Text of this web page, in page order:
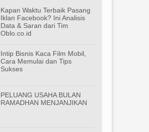
Kapan Waktu Terbaik Pasang
Iklan Facebook? Ini Analisis
Data & Saran dari Tim
Oblo.co.id
Intip Bisnis Kaca Film Mobil,
Cara Memulai dan Tips
Sukses
PELUANG USAHA BULAN
RAMADHAN MENJANJIKAN